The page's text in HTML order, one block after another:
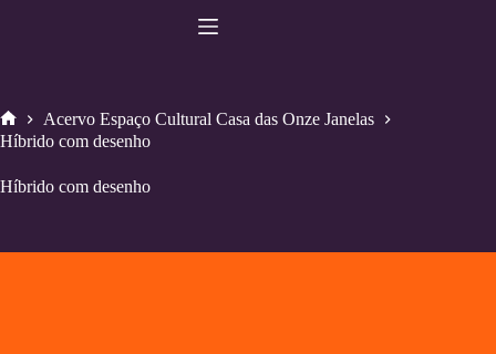
Home
Acervo Espaço Cultural Casa das Onze Janelas
Híbrido com desenho
Híbrido com desenho